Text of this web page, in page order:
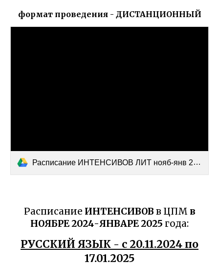
формат проведения - ДИСТАНЦИОННЫЙ
Расписание ИНТЕНСИВОВ ЛИТ нояб-янв 24-25.docx
Расписание ИНТЕНСИВОВ в ЦПМ в
НОЯБРЕ 2024-ЯНВАРЕ 2025 года:
РУССКИЙ ЯЗЫК - с 20.11.2024 по
17.01.2025